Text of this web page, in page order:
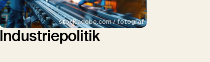
stock.adobe.com / fotograf
Industriepolitik